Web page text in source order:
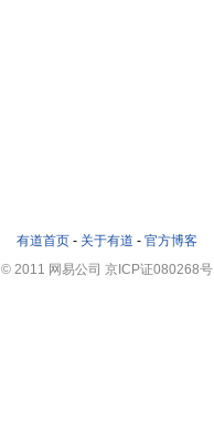
有道首页 - 关于有道 - 官方博客
© 2011 网易公司 京ICP证080268号